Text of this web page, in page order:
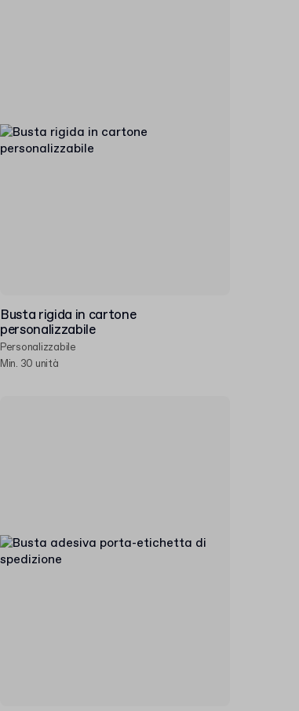
Busta rigida in cartone
personalizzabile
Personalizzabile
Min. 30 unità